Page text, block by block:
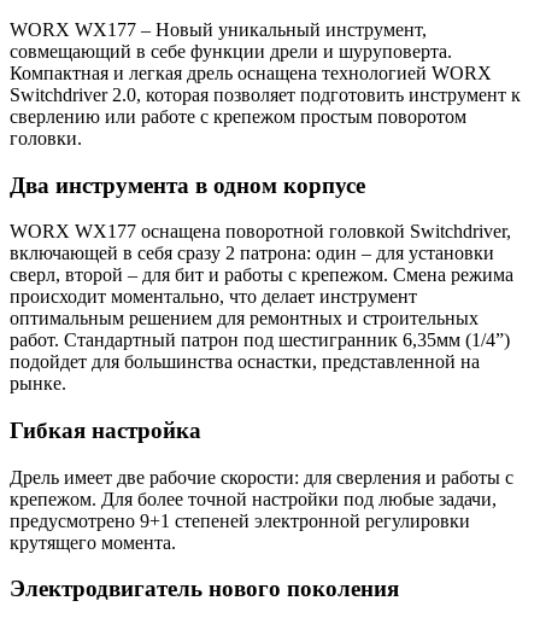
WORX WX177 – Новый уникальный инструмент,
совмещающий в себе функции дрели и шуруповерта.
Компактная и легкая дрель оснащена технологией WORX
Switchdriver 2.0, которая позволяет подготовить инструмент к
сверлению или работе с крепежом простым поворотом
головки.
Два инструмента в одном корпусе
WORX WX177 оснащена поворотной головкой Switchdriver,
включающей в себя сразу 2 патрона: один – для установки
сверл, второй – для бит и работы с крепежом. Смена режима
происходит моментально, что делает инструмент
оптимальным решением для ремонтных и строительных
работ. Стандартный патрон под шестигранник 6,35мм (1/4”)
подойдет для большинства оснастки, представленной на
рынке.
Гибкая настройка
Дрель имеет две рабочие скорости: для сверления и работы с
крепежом. Для более точной настройки под любые задачи,
предусмотрено 9+1 степеней электронной регулировки
крутящего момента.
Электродвигатель нового поколения